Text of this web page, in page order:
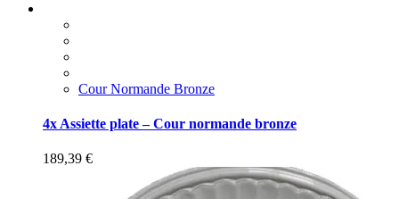
Cour Normande Bronze
4x Assiette plate – Cour normande bronze
189,39 €